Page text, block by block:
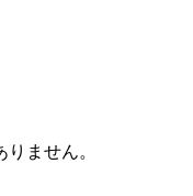
ません。